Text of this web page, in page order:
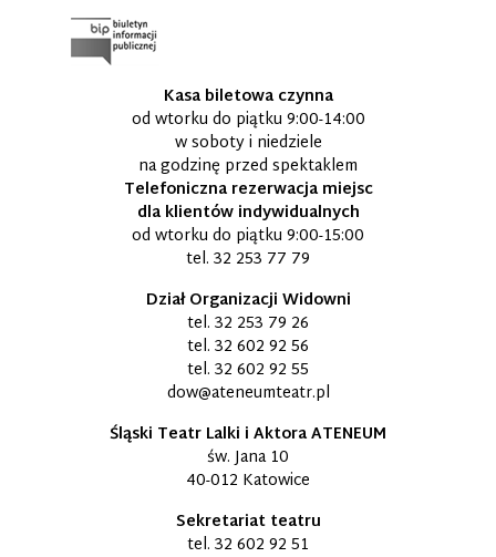
Kasa biletowa czynna
od wtorku do piątku 9:00-14:00
w soboty i niedziele
na godzinę przed spektaklem
Telefoniczna rezerwacja miejsc
dla klientów indywidualnych
od wtorku do piątku 9:00-15:00
tel. 32 253 77 79
Dział Organizacji Widowni
tel. 32 253 79 26
tel. 32 602 92 56
tel. 32 602 92 55
dow@ateneumteatr.pl
Śląski Teatr Lalki i Aktora ATENEUM
św. Jana 10
40-012 Katowice
Sekretariat teatru
tel. 32 602 92 51